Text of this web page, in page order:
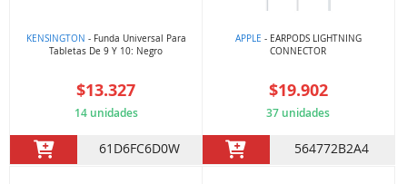
KENSINGTON - Funda Universal Para
Tabletas De 9 Y 10: Negro
$13.327
14 unidades
61D6FC6D0W
APPLE - EARPODS LIGHTNING
CONNECTOR
$19.902
37 unidades
564772B2A4